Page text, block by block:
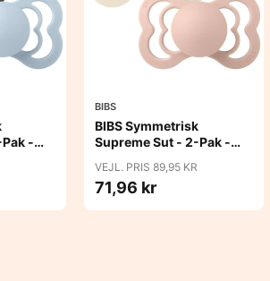
-
BIBS
BIBS Symmetrisk
Supreme Sut - 2-Pak -
Ivory/Blush
VEJL. PRIS 89,95 KR
71,96 kr